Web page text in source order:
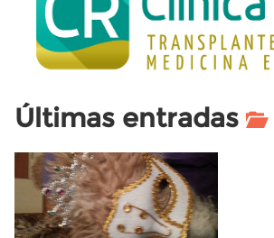
Últimas entradas